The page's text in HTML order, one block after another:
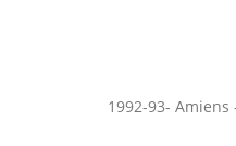
1992-93- Amiens